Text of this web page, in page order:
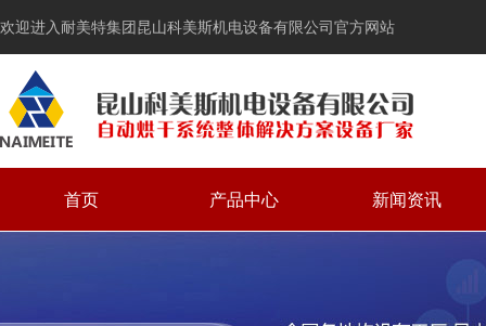
欢迎进入耐美特集团昆山科美斯机电设备有限公司官方网站
首页 产品中心 新闻资讯